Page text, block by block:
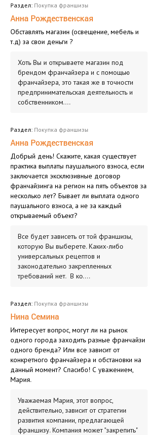
Раздел: Покупка франшизы
Анна Рождественская
Обставлять магазин (освещение, мебель и
т.д) за свои деньги ?
Хоть Вы и открываете магазин под
брендом франчайзера и с помощью
франчайзера, это такая же в точности
предпринимательская деятельность и
собственником....
Раздел: Покупка франшизы
Анна Рождественская
Добрый день! Скажите, какая существует
практика выплаты паушального взноса, если
заключается эксклюзивные договор
франчайзинга на регион на пять объектов за
несколько лет? Бывает ли выплата одного
паушального взноса, а не за каждый
открываемый объект?
Все будет зависеть от той франшизы,
которую Вы выберете. Каких-либо
универсальных рецептов и
законодательно закрепленных
требований нет. В ко....
Раздел: Покупка франшизы
Нина Семина
Интересует вопрос, могут ли на рынок
одного города заходить разные франчайзи
одного бренда? Или все зависит от
конкретного франчайзера и обстановки на
данный момент? Спасибо! С уважением,
Мария.
Уважаемая Мария, этот вопрос,
действительно, зависит от стратегии
развития компании, предлагающей
франшизу. Компания может "закрепить"